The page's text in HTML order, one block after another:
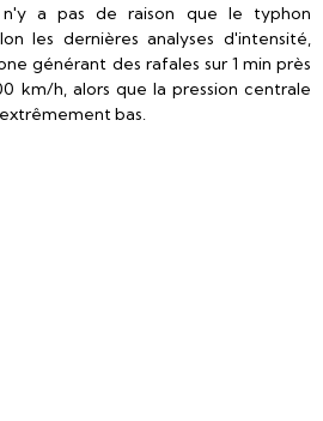
n'y a pas de raison que le typhon
les dernières analyses d'intensité,
générant des rafales sur 1 min près
km/h, alors que la pression centrale
bas.